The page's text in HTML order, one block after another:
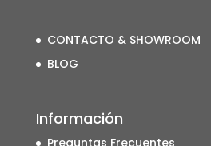
CONTACTO & SHOWROOM
BLOG
Información